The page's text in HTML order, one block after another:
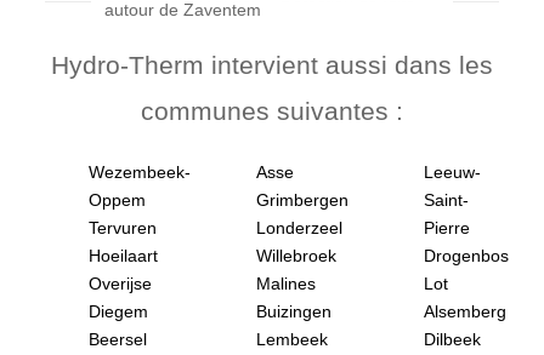
autour de Zaventem
Hydro-Therm intervient aussi dans les
communes suivantes :
Wezembeek-
Oppem
Tervuren
Hoeilaart
Overijse
Diegem
Beersel
Asse
Grimbergen
Londerzeel
Willebroek
Malines
Buizingen
Lembeek
Leeuw-
Saint-
Pierre
Drogenbos
Lot
Alsemberg
Dilbeek